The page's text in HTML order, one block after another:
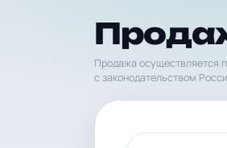
Продажа осуществляется
с законодательством